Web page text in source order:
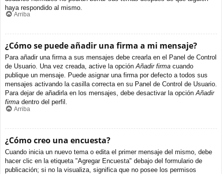
haya respondido al mismo.
Arriba
¿Cómo se puede añadir una firma a mi mensaje?
Para añadir una firma a sus mensajes debe crearla en el Panel de Control
de Usuario. Una vez creada, active la opciónAñadir firma cuando
publique un mensaje. Puede asignar una firma por defecto a todos sus
mensajes activando la casilla correcta en su Panel de Control de Usuario.
Para dejar de añadirla en los mensajes, debe desactivar la opciónAñadir
firma dentro del perfil.
Arriba
¿Cómo creo una encuesta?
Cuando inicia un nuevo tema o edita el primer mensaje del mismo, debe
hacer clic en la etiqueta "Agregar Encuesta" debajo del formulario de
publicación; si no la visualiza, significa que no posee los permisos